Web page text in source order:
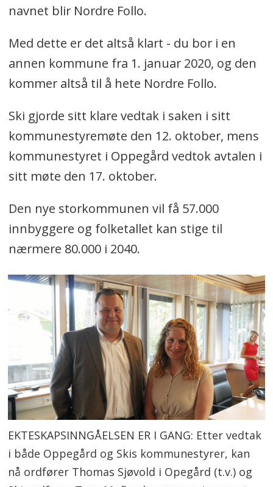
navnet blir Nordre Follo.
Med dette er det altså klart - du bor i en
annen kommune fra 1. januar 2020, og den
kommer altså til å hete Nordre Follo.
Ski gjorde sitt klare vedtak i saken i sitt
kommunestyremøte den 12. oktober, mens
kommunestyret i Oppegård vedtok avtalen i
sitt møte den 17. oktober.
Den nye storkommunen vil få 57.000
innbyggere og folketallet kan stige til
nærmere 80.000 i 2040.
EKTESKAPSINNGÅELSEN ER I GANG: Etter vedtak
i både Oppegård og Skis kommunestyrer, kan
nå ordfører Thomas Sjøvold i Opegård (t.v.) og